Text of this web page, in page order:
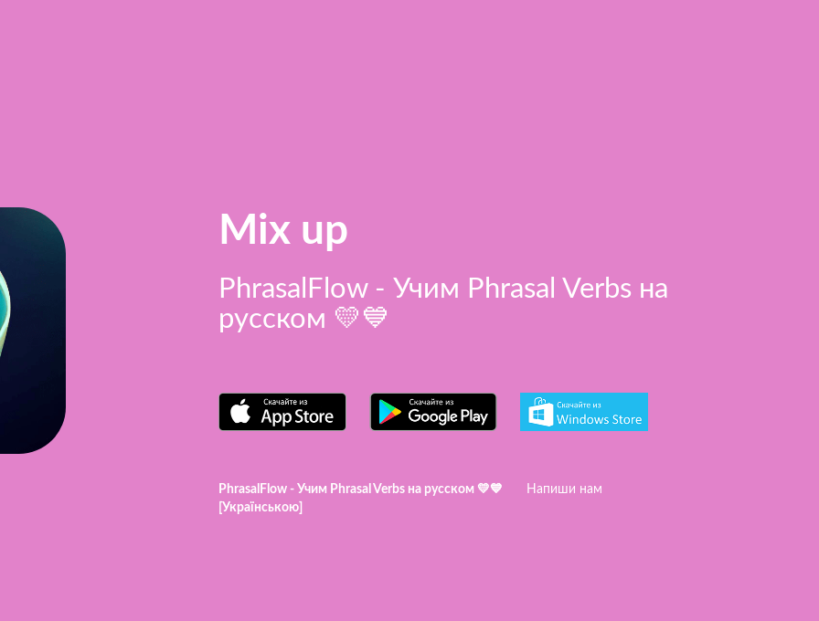
Mix up
PhrasalFlow - Учим Phrasal Verbs на
русском 💛💙
PhrasalFlow - Учим Phrasal Verbs на русском 💛💙
Напиши нам
[Українською]